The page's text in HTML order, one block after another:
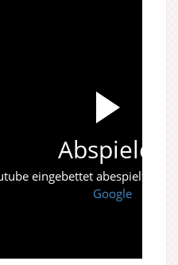
Abspielen
eingebettet abespielt. Es
Google